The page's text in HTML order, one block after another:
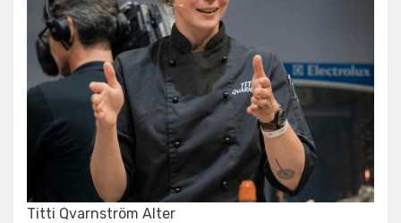
Titti Qvarnström Alter